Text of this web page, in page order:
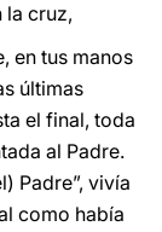
la cruz,
en tus manos
últimas
el final, toda
al Padre.
Padre”, vivía
como había